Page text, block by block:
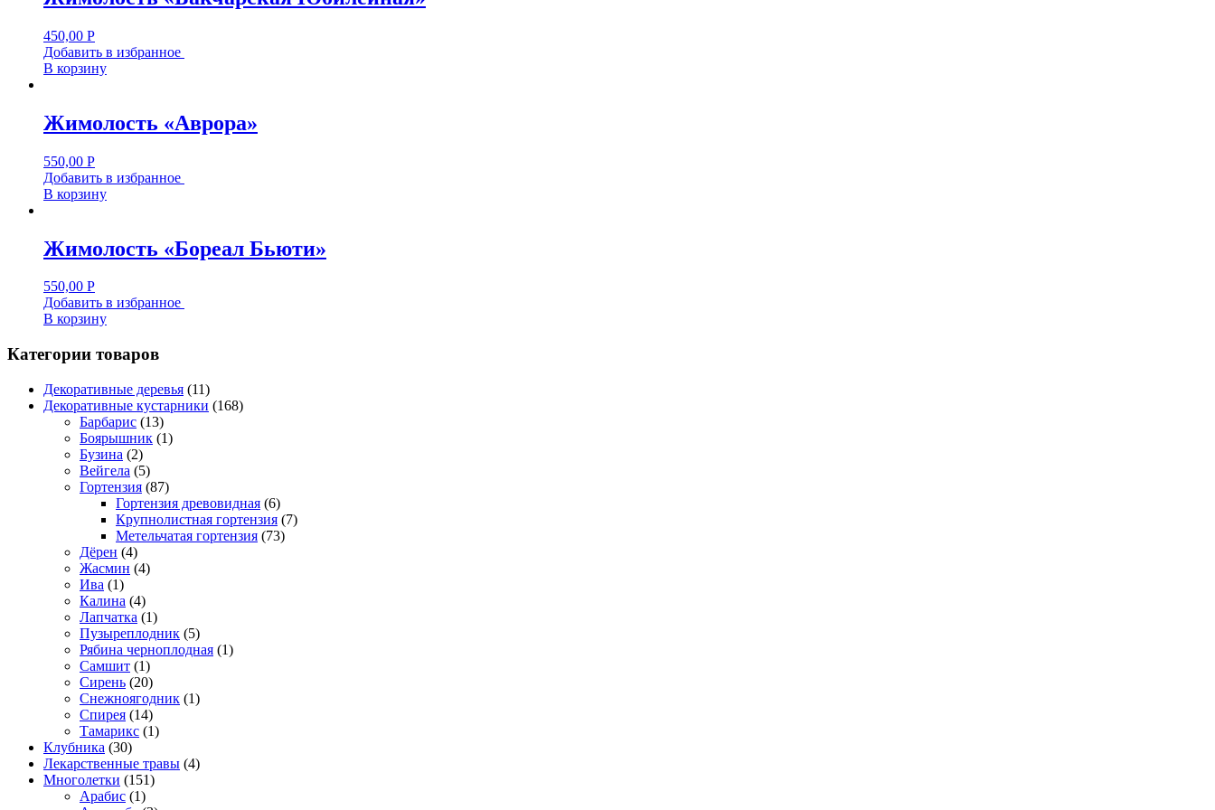
450,00 Р
Добавить в избранное
В корзину
Жимолость «Аврора»
550,00 Р
Добавить в избранное
В корзину
Жимолость «Бореал Бьюти»
550,00 Р
Добавить в избранное
В корзину
Категории товаров
Декоративные деревья (11)
Декоративные кустарники (168)
Барбарис (13)
Боярышник (1)
Бузина (2)
Вейгела (5)
Гортензия (87)
Гортензия древовидная (6)
Крупнолистная гортензия (7)
Метельчатая гортензия (73)
Дёрен (4)
Жасмин (4)
Ива (1)
Калина (4)
Лапчатка (1)
Пузыреплодник (5)
Рябина черноплодная (1)
Самшит (1)
Сирень (20)
Снежноягодник (1)
Спирея (14)
Тамарикс (1)
Клубника (30)
Лекарственные травы (4)
Многолетки (151)
Арабис (1)